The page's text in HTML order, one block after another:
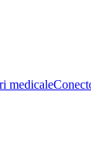
medicale